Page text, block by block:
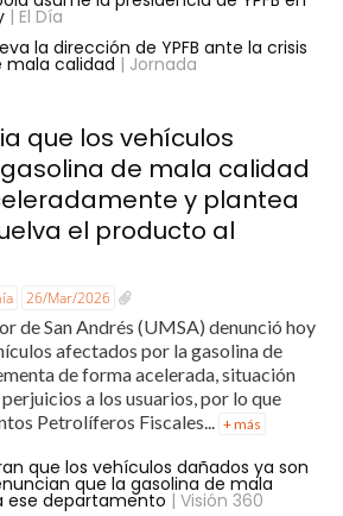
| El Día
la dirección de YPFB ante la crisis
mala calidad | Jornada
que los vehículos
de mala calidad
y plantea
el producto al
26/Mar/2026
de San Andrés (UMSA) denunció hoy
afectados por la gasolina de
de forma acelerada, situación
a los usuarios, por lo que
Petrolíferos Fiscales...
+ más
que los vehículos dañados ya son
que la gasolina de mala
ese departamento | Visión 360